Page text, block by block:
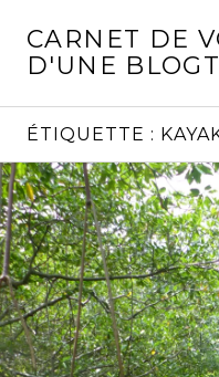
contenu
CARNET DE
D'UNE
ÉTIQUETTE :